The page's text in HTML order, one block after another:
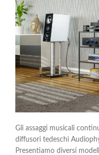
Gli assaggi musicali
diffusori tedeschi
Presentiamo diversi